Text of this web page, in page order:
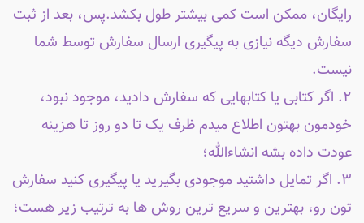
رایگان، ممکن است کمی بیشتر طول بکشد.پس، بعد از ثبت
سفارش دیگه نیازی به پیگیری ارسال سفارش توسط شما
نیست.
۲. اگر کتابی یا کتابهایی که سفارش دادید، موجود نبود،
خودمون بهتون اطلاع میدم ظرف یک تا دو روز تا هزینه
عودت داده بشه انشاءالله؛
۳. اگر تمایل داشتید موجودی بگیرید یا پیگیری کنید سفارش
تون رو، بهترین و سریع ترین روش ها به ترتیب زیر هست؛